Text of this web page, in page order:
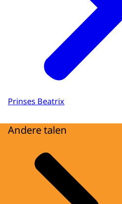
Prinses Beatrix
Andere talen